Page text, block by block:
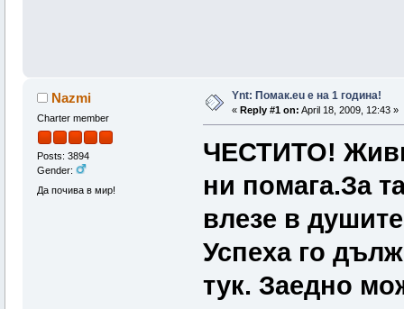
Nazmi
Charter member
Posts: 3894
Gender:
Да почива в мир!
Ynt: Помак.eu e на 1 година!
« Reply #1 on: April 18, 2009, 12:43 »
ЧЕСТИТО!
ни помага.За
влезе в
Успеха го
тук. Заедно